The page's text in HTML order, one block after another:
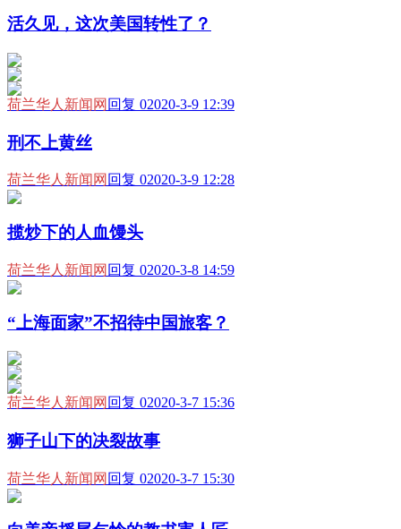
活久见，这次美国转性了？
荷兰华人新闻网 回复 02020-3-9 12:39
刑不上黄丝
荷兰华人新闻网 回复 02020-3-9 12:28
揽炒下的人血馒头
荷兰华人新闻网 回复 02020-3-8 14:59
“上海面家”不招待中国旅客？
荷兰华人新闻网 回复 02020-3-7 15:36
狮子山下的决裂故事
荷兰华人新闻网 回复 02020-3-7 15:30